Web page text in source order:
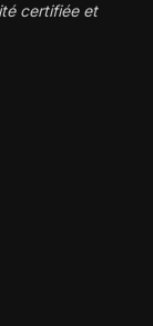
certifiée et